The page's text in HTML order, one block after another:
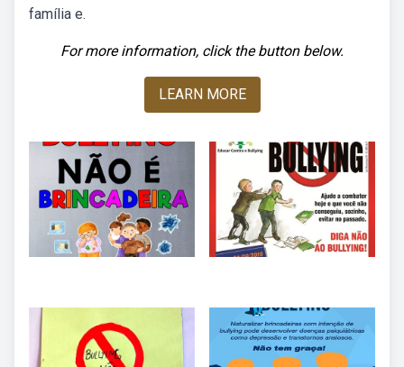
família e.
For more information, click the button below.
LEARN MORE